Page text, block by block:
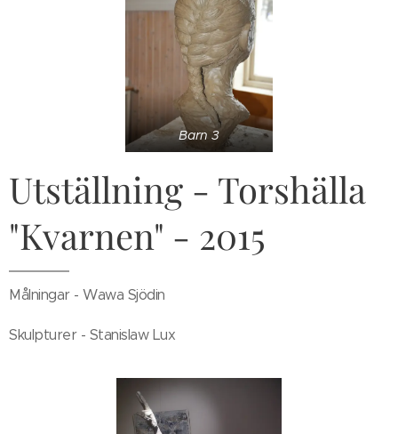
Barn 3
Utställning - Torshälla
"Kvarnen" - 2015
Målningar - Wawa Sjödin
Skulpturer - Stanislaw Lux